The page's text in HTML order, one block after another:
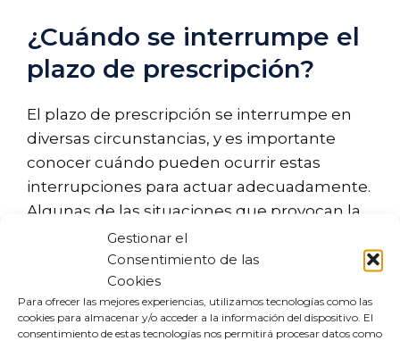
Gestionar el
Consentimiento de las
Cookies
Para ofrecer las mejores experiencias, utilizamos tecnologías como las
cookies para almacenar y/o acceder a la información del dispositivo. El
consentimiento de estas tecnologías nos permitirá procesar datos como
¿Cuándo se interrumpe el
plazo de prescripción?
El plazo de prescripción se interrumpe en
diversas circunstancias, y es importante
conocer cuándo pueden ocurrir estas
interrupciones para actuar adecuadamente.
Algunas de las situaciones que provocan la
interrupción incluyen:
Presentación de una demanda o
reclamación formal.
Reconocimiento expreso o tácito de la